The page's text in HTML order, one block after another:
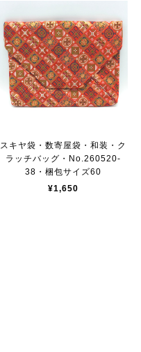
スキヤ袋・数寄屋袋・和装・ク
ラッチバッグ・No.260520-
38・梱包サイズ60
¥1,650